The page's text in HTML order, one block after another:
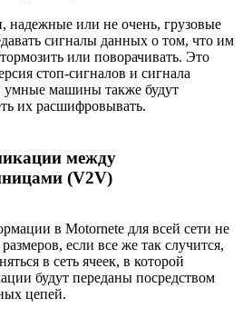
надежные или не очень, грузовые
сигналы данных о том, что им
или поворачивать. Это
стоп-сигналов и сигнала
умные машины также будут
их расшифровывать.
между
(V2V)
в Motornetе для всей сети не
если все же так случится,
в сеть ячеек, в которой
будут переданы посредством
цепей.